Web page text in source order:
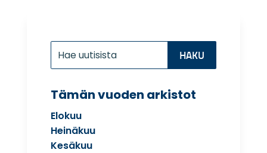
for...
Tämän vuoden arkistot
Elokuu
Heinäkuu
Kesäkuu